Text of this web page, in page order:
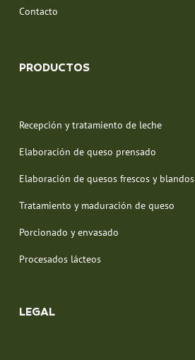
Contacto
PRODUCTOS
Recepción y tratamiento de leche
Elaboración de queso prensado
Elaboración de quesos frescos y blandos
Tratamiento y maduración de queso
Porcionado y envasado
Procesados lácteos
LEGAL